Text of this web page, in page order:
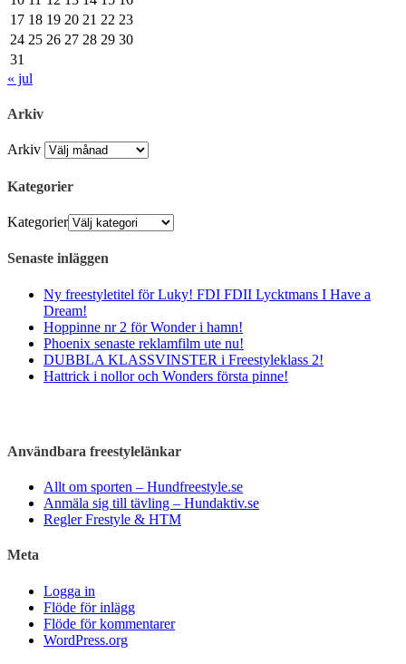
17 18 19 20 21 22 23
24 25 26 27 28 29 30
31
« jul
Arkiv
Arkiv
Kategorier
Kategorier
Senaste inläggen
Ny freestyletitel för Luky! FDI FDII Lycktmans I Have a
Dream!
Hoppinne nr 2 för Wonder i hamn!
Phoenix senaste reklamfilm ute nu!
DUBBLA KLASSVINSTER i Freestyleklass 2!
Hattrick i nollor och Wonders första pinne!
Användbara freestylelänkar
Allt om sporten – Hundfreestyle.se
Anmäla sig till tävling – Hundaktiv.se
Regler Frestyle & HTM
Meta
Logga in
Flöde för inlägg
Flöde för kommentarer
WordPress.org